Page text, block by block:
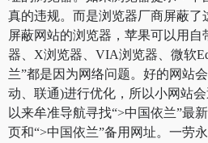
真的违规。而是浏览器厂商屏蔽了
屏蔽网站的浏览器，苹果可以用
器、X浏览器、VIA浏览器、微软
兰”都是因为网络问题。好的网站
动、联通)进行优化，所以小网站
以来牟准导航寻找“>中国依兰”最
页和“>中国依兰”备用网址。一劳